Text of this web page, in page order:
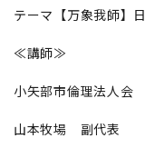
テーマ【万象我師】
≪講師≫
小矢部市倫理法人会
山本牧場 副代表